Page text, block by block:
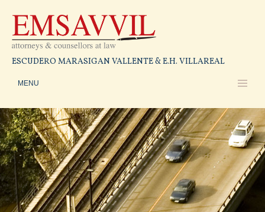
ESCUDERO MARASIGAN VALLENTE & E.H. VILLAREAL